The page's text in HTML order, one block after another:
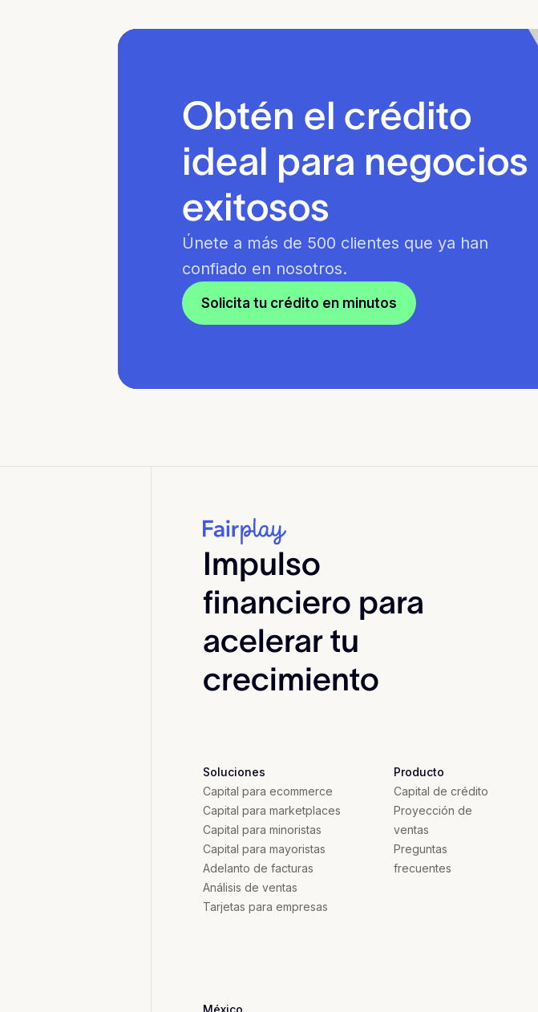
Obtén el crédito
ideal para negocios
exitosos
Únete a más de 500 clientes que ya han
confiado en nosotros.
Solicita tu crédito en minutos
Impulso
financiero para
acelerar tu
crecimiento
Soluciones
Capital para ecommerce
Capital para marketplaces
Capital para minoristas
Capital para mayoristas
Adelanto de facturas
Análisis de ventas
Tarjetas para empresas
Producto
Capital de crédito
Proyección de
ventas
Preguntas
frecuentes